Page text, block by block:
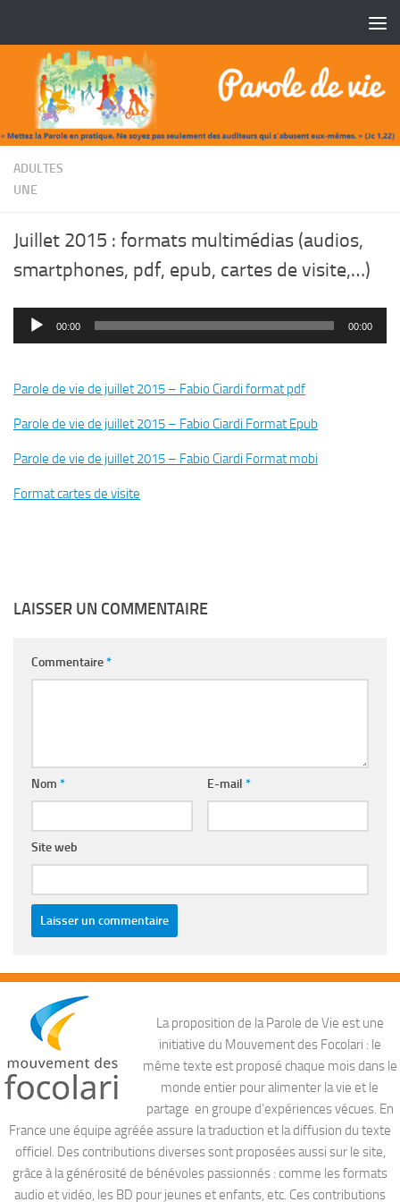
ADULTES
UNE
Juillet 2015 : formats multimédias (audios,
smartphones, pdf, epub, cartes de visite,…)
Lecteur
00:00 00:00
Parole de vie de juillet 2015 – Fabio Ciardi format pdf
Parole de vie de juillet 2015 – Fabio Ciardi Format Epub
Parole de vie de juillet 2015 – Fabio Ciardi Format mobi
Format cartes de visite
LAISSER UN COMMENTAIRE
Commentaire*
Nom * E-mail *
Site web
La proposition de la Parole de Vie est une
initiative du Mouvement des Focolari : le
même texte est proposé chaque mois dans le
monde entier pour alimenter la vie et le
partage en groupe d’expériences vécues. En
France une équipe agréée assure la traduction et la diffusion du texte
officiel. Des contributions diverses sont proposées aussi sur le site,
grâce à la générosité de bénévoles passionnés : comme les formats
audio et vidéo, les BD pour jeunes et enfants, etc. Ces contributions